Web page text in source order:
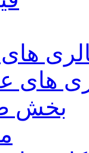
های
بخش